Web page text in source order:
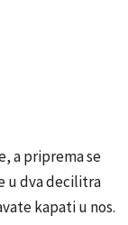
a priprema se
u dva decilitra
kapati u nos.